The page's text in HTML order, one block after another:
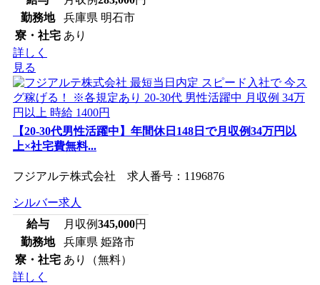
勤務地
兵庫県 明石市
寮・社宅 あり
詳しく
見る
【20-30代男性活躍中】年間休日148日で月収例34万円以
上×社宅費無料...
フジアルテ株式会社 求人番号：1196876
シルバー求人
給与
月収例345,000円
勤務地
兵庫県 姫路市
寮・社宅 あり（無料）
詳しく